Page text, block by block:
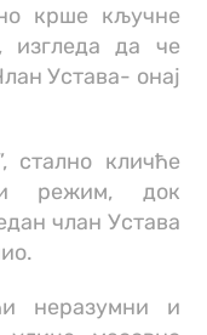
крше кључне
изгледа да че
Устава- онај
стално кличће
режим, док
члан Устава
неразумни и